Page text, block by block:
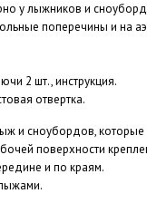
у лыжников и
поперечины и на
2 шт., инструкция.
отвертка.
и сноубордов, которые
поверхности
и по краям.